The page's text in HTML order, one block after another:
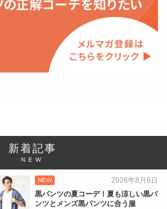
新着記事
NEW
NEW
2026年8月6日
黒パンツの夏コーデ！夏も涼しい黒パ
ンツとメンズ黒パンツに合う服